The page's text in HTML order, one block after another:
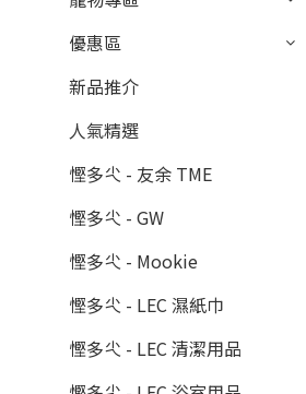
優惠區
新品推介
人氣精選
慳多尐 - 友余 TME
慳多尐 - GW
慳多尐 - Mookie
慳多尐 - LEC 濕紙巾
慳多尐 - LEC 清潔用品